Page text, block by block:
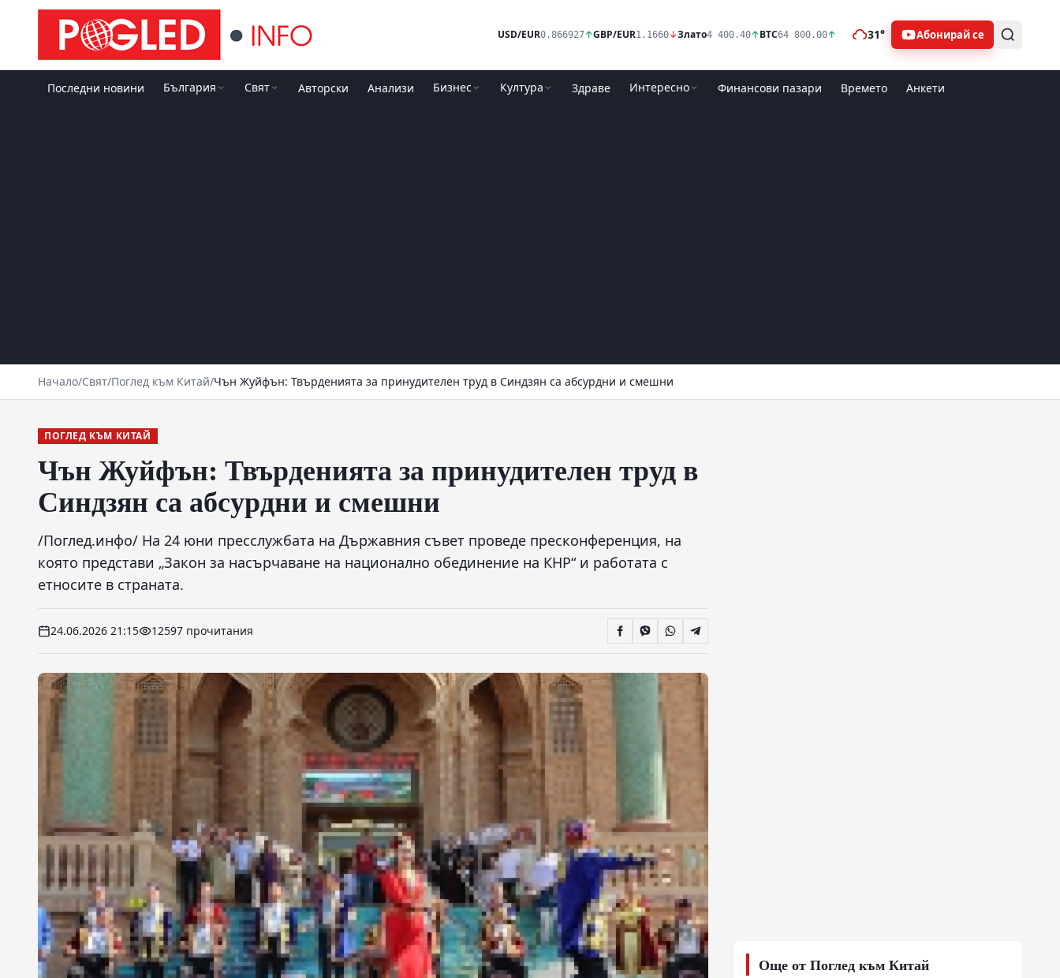
USD/EUR0.866927↑GBP/EUR1.1660↓Злато4 400.40↑BTC64 800.00↑ 31° Абонирай се
Последни новини България Свят Авторски Анализи Бизнес Култура Здраве Интересно Финансови пазари Времето Анкети
Начало/Свят/Поглед към Китай/Чън Жуйфън: Твърденията за принудителен труд в Синдзян са абсурдни и смешни
ПОГЛЕД КЪМ КИТАЙ
Чън Жуйфън: Твърденията за принудителен труд в
Синдзян са абсурдни и смешни
/Поглед.инфо/ На 24 юни пресслужбата на Държавния съвет проведе пресконференция, на
която представи „Закон за насърчаване на национално обединение на КНР“ и работата с
етносите в страната.
24.06.2026 21:15 12597 прочитания
Още от Поглед към Китай